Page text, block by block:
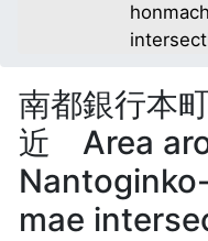
南都銀行本
近 Area
mae